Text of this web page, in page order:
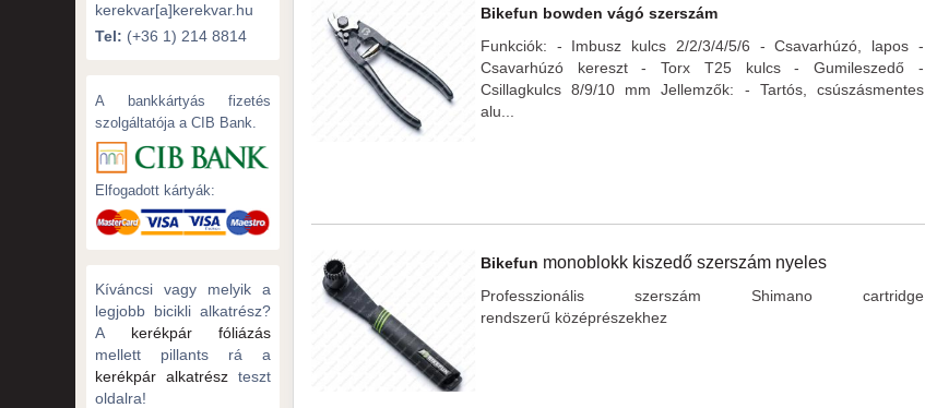
kerekvar[a]kerekvar.hu
Tel: (+36 1) 214 8814
A bankkártyás fizetés
szolgáltatója a CIB Bank.
Elfogadott kártyák:
Kíváncsi vagy melyik a
legjobb bicikli alkatrész?
A kerékpár fóliázás
mellett pillants rá a
kerékpár alkatrész teszt
oldalra!
Bikefun bowden vágó szerszám
Funkciók: - Imbusz kulcs 2/2/3/4/5/6 - Csavarhúzó, lapos -
Csavarhúzó kereszt - Torx T25 kulcs - Gumileszedő -
Csillagkulcs 8/9/10 mm Jellemzők: - Tartós, csúszásmentes
alu...
Bikefun monoblokk kiszedő szerszám nyeles
Professzionális szerszám Shimano cartridge
rendszerű középrészekhez